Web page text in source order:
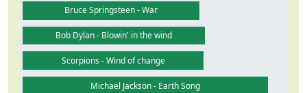
Bruce Springsteen - War
Bob Dylan - Blowin' in the wind
Scorpions - Wind of change
Michael Jackson - Earth Song